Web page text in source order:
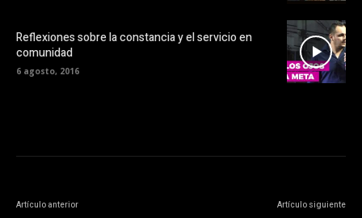
Reflexiones sobre la constancia y el servicio en
comunidad
6 agosto, 2016
Artículo anterior Artículo siguiente